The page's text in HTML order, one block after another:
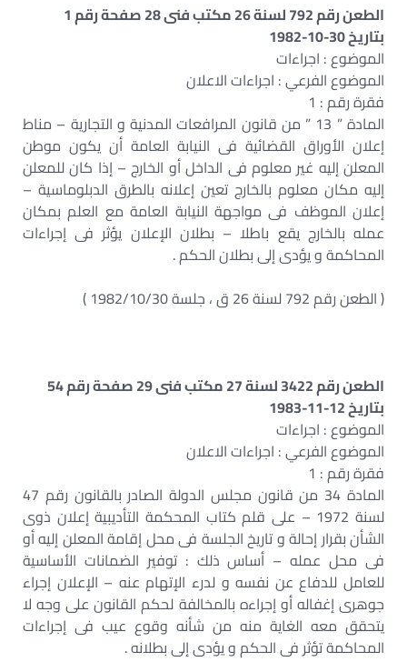
الطعن رقم 792 لسنة 26 مكتب فنى 28 صفحة رقم 1
بتاريخ 30-10-1982
الموضوع : اجراءات
الموضوع الفرعي : اجراءات الاعلان
فقرة رقم : 1
المادة ” 13 ” من قانون المرافعات المدنية و التجارية – مناط
إعلان الأوراق القضائية فى النيابة العامة أن يكون موطن
المعلن إليه غير معلوم فى الداخل أو الخارج – إذا كان للمعلن
إليه مكان معلوم بالخارج تعين إعلانه بالطرق الدبلوماسية –
إعلان الموظف فى مواجهة النيابة العامة مع العلم بمكان
عمله بالخارج يقع باطلا – بطلان الإعلان يؤثر فى إجراءات
المحاكمة و يؤدى إلى بطلان الحكم .
( الطعن رقم 792 لسنة 26 ق ، جلسة 1982/10/30 )
الطعن رقم 3422 لسنة 27 مكتب فنى 29 صفحة رقم 54
بتاريخ 12-11-1983
الموضوع : اجراءات
الموضوع الفرعي : اجراءات الاعلان
فقرة رقم : 1
المادة 34 من قانون مجلس الدولة الصادر بالقانون رقم 47
لسنة 1972 – على قلم كتاب المحكمة التأديبية إعلان ذوى
الشأن بقرار إحالة و تاريخ الجلسة فى محل إقامة المعلن إليه أو
فى محل عمله – أساس ذلك : توفير الضمانات الأساسية
للعامل للدفاع عن نفسه و لدرء الإتهام عنه – الإعلان إجراء
جوهرى إغفاله أو إجراءه بالمخالفة لحكم القانون على وجه لا
يتحقق معه الغاية منه من شأنه وقوع عيب فى إجراءات
المحاكمة تؤثر فى الحكم و يؤدى إلى بطلانه .